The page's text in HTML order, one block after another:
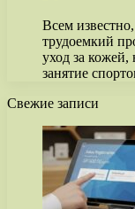
Всем
трудоемкий
уход за кожей,
занятие
Свежие записи